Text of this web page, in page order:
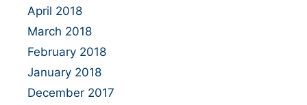
April 2018
March 2018
February 2018
January 2018
December 2017